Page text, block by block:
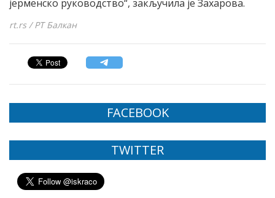
јерменско руководство“, закључила је Захарова.
rt.rs / РТ Балкан
FACEBOOK
TWITTER